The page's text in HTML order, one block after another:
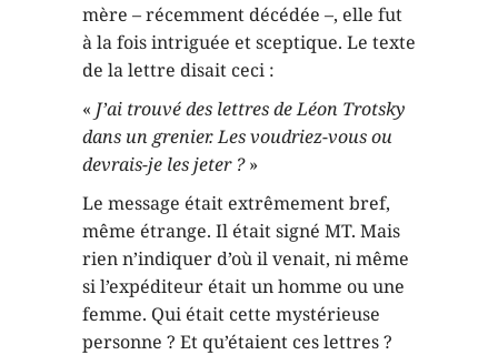
mère – récemment décédée –, elle fut
à la fois intriguée et sceptique. Le texte
de la lettre disait ceci :
« J’ai trouvé des lettres de Léon Trotsky
dans un grenier. Les voudriez-vous ou
devrais-je les jeter ?»
Le message était extrêmement bref,
même étrange. Il était signé MT. Mais
rien n’indiquer d’où il venait, ni même
si l’expéditeur était un homme ou une
femme. Qui était cette mystérieuse
personne ? Et qu’étaient ces lettres ?